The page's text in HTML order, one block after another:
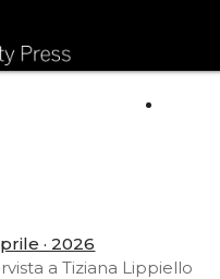
· 2026
a Tiziana Lippiello